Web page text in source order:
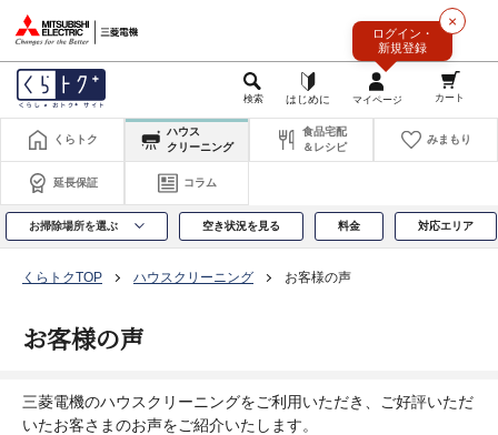
×
ログイン・
新規登録
くらトク
ハウス
クリーニング
食品宅配
＆レシピ
みまもり
延長保証 コラム
お掃除場所を選ぶ 空き状況を見る 料金 対応エリア
くらトクTOP ハウスクリーニング お客様の声
お客様の声
三菱電機のハウスクリーニングをご利用いただき、ご好評いただ
いたお客さまのお声をご紹介いたします。